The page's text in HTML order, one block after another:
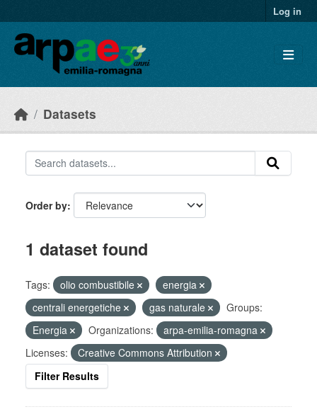
Log in
Datasets
Order by
1 dataset found
Tags: olio combustibile
energia
centrali energetiche
gas naturale
Groups:
Energia
Organizations:
arpa-emilia-romagna
Licenses:
Creative Commons Attribution
Filter Results